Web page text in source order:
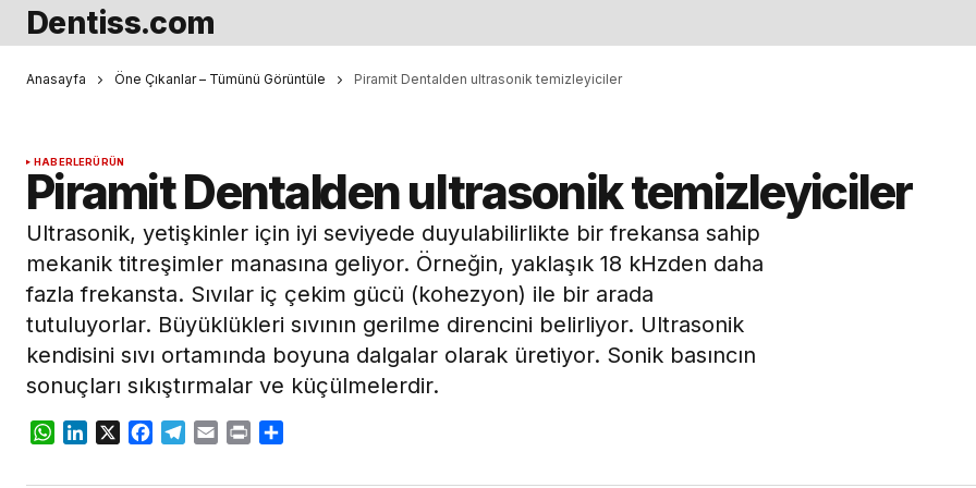
Dentiss.com
Anasayfa Öne Çıkanlar – Tümünü Görüntüle Piramit Dentalden ultrasonik temizleyiciler
HABERLERÜRÜN
Piramit Dentalden ultrasonik temizleyiciler
Ultrasonik, yetişkinler için iyi seviyede duyulabilirlikte bir frekansa sahip
mekanik titreşimler manasına geliyor. Örneğin, yaklaşık 18 kHzden daha
fazla frekansta. Sıvılar iç çekim gücü (kohezyon) ile bir arada
tutuluyorlar. Büyüklükleri sıvının gerilme direncini belirliyor. Ultrasonik
kendisini sıvı ortamında boyuna dalgalar olarak üretiyor. Sonik basıncın
sonuçları sıkıştırmalar ve küçülmelerdir.
WhatsApp
LinkedIn
X Facebook
Telegram
Email Print